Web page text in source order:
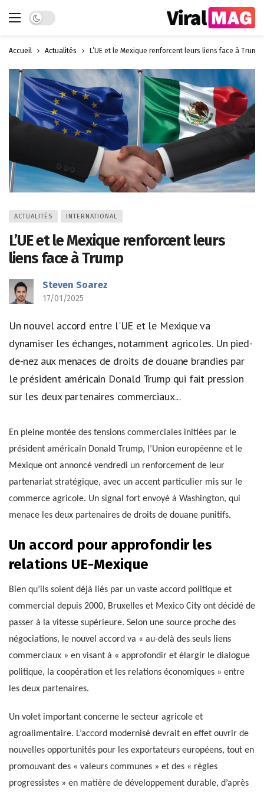
Dark mode
Accueil Actualités L’UE et le Mexique renforcent leurs liens face à Trump
ACTUALITÉS INTERNATIONAL
L’UE et le Mexique renforcent leurs
liens face à Trump
Steven Soarez
17/01/2025
Un nouvel accord entre l'UE et le Mexique va
dynamiser les échanges, notamment agricoles. Un pied-
de-nez aux menaces de droits de douane brandies par
le président américain Donald Trump qui fait pression
sur les deux partenaires commerciaux...
En pleine montée des tensions commerciales initiées par le
président américain Donald Trump, l’Union européenne et le
Mexique ont annoncé vendredi un renforcement de leur
partenariat stratégique, avec un accent particulier mis sur le
commerce agricole. Un signal fort envoyé à Washington, qui
menace les deux partenaires de droits de douane punitifs.
Un accord pour approfondir les
relations UE-Mexique
Bien qu’ils soient déjà liés par un vaste accord politique et
commercial depuis 2000, Bruxelles et Mexico City ont décidé de
passer à la vitesse supérieure. Selon une source proche des
négociations, le nouvel accord va « au-delà des seuls liens
commerciaux » en visant à « approfondir et élargir le dialogue
politique, la coopération et les relations économiques » entre
les deux partenaires.
Un volet important concerne le secteur agricole et
agroalimentaire. L’accord modernisé devrait en effet ouvrir de
nouvelles opportunités pour les exportateurs européens, tout en
promouvant des « valeurs communes » et des « règles
progressistes » en matière de développement durable, d’après